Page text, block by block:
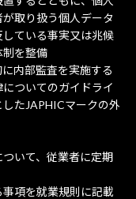
取り扱う個人データ
ている事実又は兆候
制を整備
内部監査を実施する
ついてのガイドライ
たJAPHICマークの外
いて、従業者に定期
項を就業規則に記載